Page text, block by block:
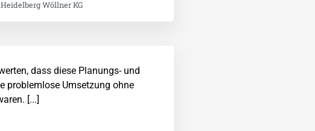
Wöllner KG
dass diese Planungs- und
problemlose Umsetzung ohne
[...]